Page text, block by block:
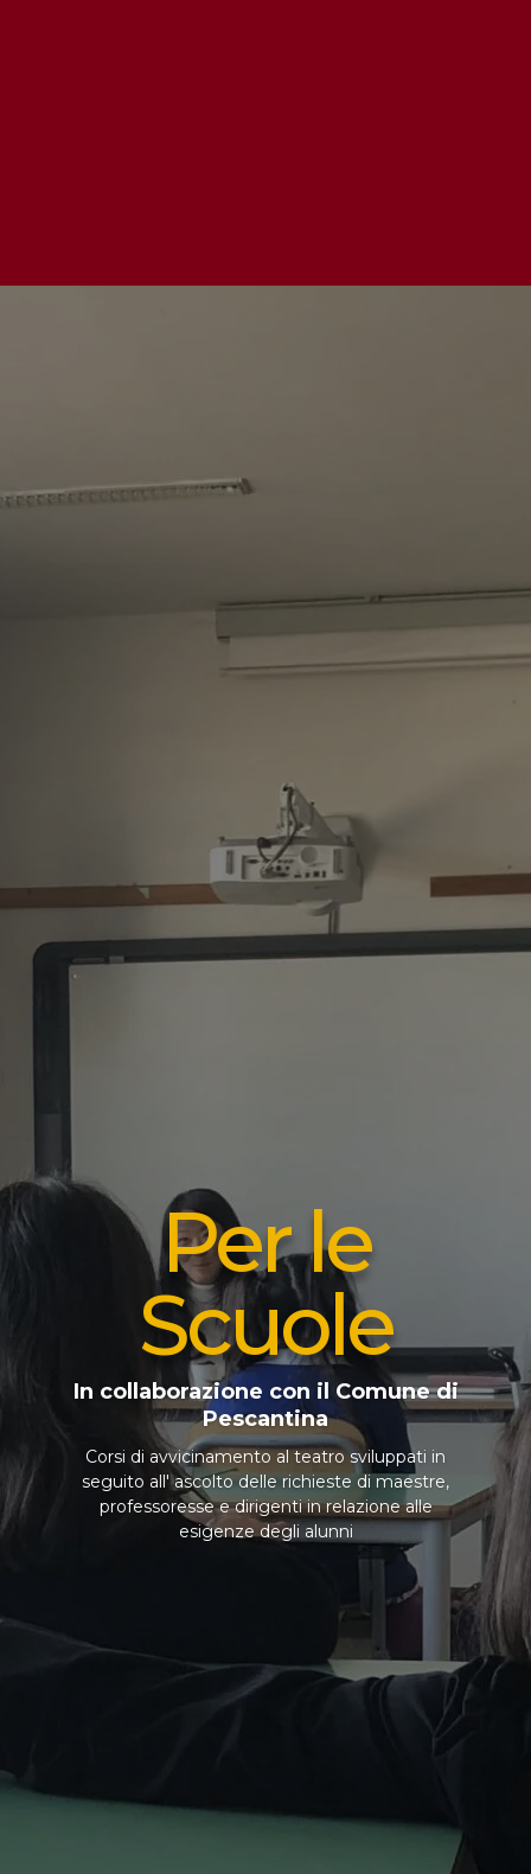
Per le
Scuole
In collaborazione con il Comune di
Pescantina
Corsi di avvicinamento al teatro sviluppati in
seguito all' ascolto delle richieste di maestre,
professoresse e dirigenti in relazione alle
esigenze degli alunni